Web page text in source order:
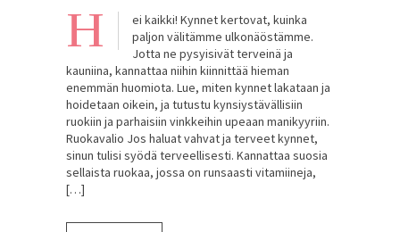
H
ei kaikki! Kynnet kertovat, kuinka
paljon välitämme ulkonäöstämme.
Jotta ne pysyisivät terveinä ja
kauniina, kannattaa niihin kiinnittää hieman
enemmän huomiota. Lue, miten kynnet lakataan ja
hoidetaan oikein, ja tutustu kynsiystävällisiin
ruokiin ja parhaisiin vinkkeihin upeaan manikyyriin.
Ruokavalio Jos haluat vahvat ja terveet kynnet,
sinun tulisi syödä terveellisesti. Kannattaa suosia
sellaista ruokaa, jossa on runsaasti vitamiineja,
[…]